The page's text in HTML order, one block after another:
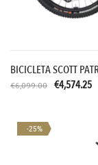
BICICLETA SCOTT
€6,099.00 €4,574.25
-25%